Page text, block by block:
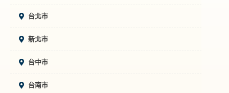
台北市
新北市
台中市
台南市